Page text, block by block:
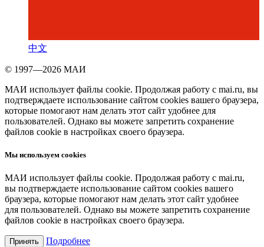
中文
© 1997—2026 МАИ
МАИ использует файлы cookie. Продолжая работу с mai.ru, вы
подтверждаете использование сайтом cookies вашего браузера,
которые помогают нам делать этот сайт удобнее для
пользователей. Однако вы можете запретить сохранение
файлов cookie в настройках своего браузера.
Мы используем cookies
МАИ использует файлы cookie. Продолжая работу с mai.ru,
вы подтверждаете использование сайтом cookies вашего
браузера, которые помогают нам делать этот сайт удобнее
для пользователей. Однако вы можете запретить сохранение
файлов cookie в настройках своего браузера.
Принять Подробнее